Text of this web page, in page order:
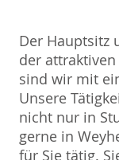
Der Hauptsitz
der
sind wir mit
Unsere
nicht nur in
gerne in
für Sie tätig.